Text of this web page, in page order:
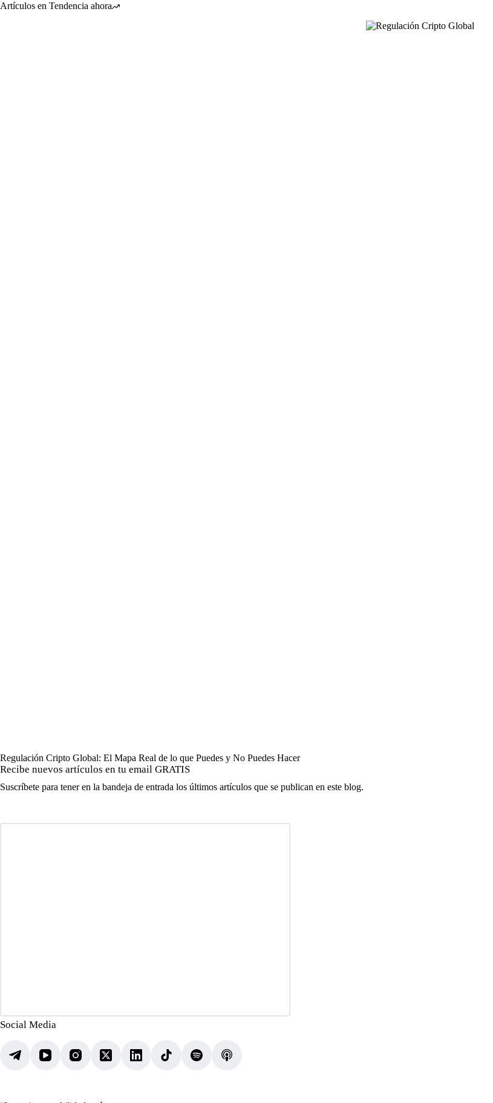
Artículos en Tendencia ahora
Regulación Cripto Global: El Mapa Real de lo que Puedes y No Puedes Hacer
Recibe nuevos artículos en tu email GRATIS
Suscríbete para tener en la bandeja de entrada los últimos artículos que se publican en este blog.
Social Media